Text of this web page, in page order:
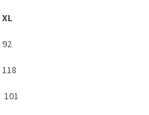
XL
92
118
101